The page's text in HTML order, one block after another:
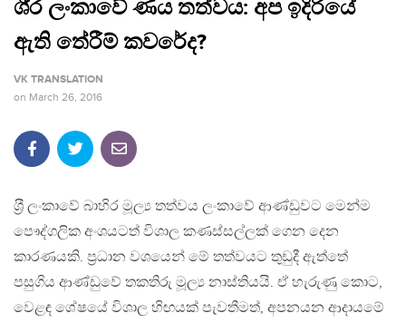
ශී‍්‍ර ලංකාවේ ණය තත්වය: අප ඉදිරියේ
ඇති තේරීම් කවරේද?
VK TRANSLATION
on March 26, 2016
ශ‍්‍රී ලංකාවේ බාහිර මූල්‍ය තත්වය ලංකාවේ ආණ්ඩුවට මෙන්ම
පෞද්ගලික අංශයටත් විශාල කණස්සල්ලක් ගෙන දෙන
කාරණයකි. ප‍්‍රධාන වශයෙන් මේ තත්වයට තුඩුදී ඇත්තේ
පසුගිය ආණ්ඩුවේ තකතිරු මූල්‍ය නාස්තියයි. ඒ හැරුණු කොට,
වෙළඳ ශේෂයේ විශාල හිඟයක් පැවතීමත්, අපනයන ආදායමේ